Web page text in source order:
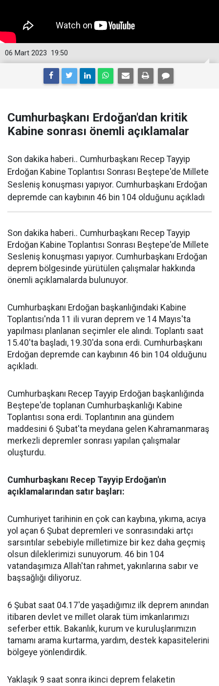
19:50
06 Mart 2023
Cumhurbaşkanı Erdoğan'dan kritik
Kabine sonrası önemli açıklamalar
Son dakika haberi.. Cumhurbaşkanı Recep Tayyip
Erdoğan Kabine Toplantısı Sonrası Beştepe'de Millete
Sesleniş konuşması yapıyor. Cumhurbaşkanı Erdoğan
depremde can kaybının 46 bin 104 olduğunu açıkladı
Son dakika haberi.. Cumhurbaşkanı Recep Tayyip
Erdoğan Kabine Toplantısı Sonrası Beştepe'de Millete
Sesleniş konuşması yapıyor. Cumhurbaşkanı Erdoğan
deprem bölgesinde yürütülen çalışmalar hakkında
önemli açıklamalarda bulunuyor.
Cumhurbaşkanı Erdoğan başkanlığındaki Kabine
Toplantısı'nda 11 ili vuran deprem ve 14 Mayıs'ta
yapılması planlanan seçimler ele alındı. Toplantı saat
15.40'ta başladı, 19.30'da sona erdi. Cumhurbaşkanı
Erdoğan depremde can kaybının 46 bin 104 olduğunu
açıkladı.
Cumhurbaşkanı Recep Tayyip Erdoğan başkanlığında
Beştepe'de toplanan Cumhurbaşkanlığı Kabine
Toplantısı sona erdi. Toplantının ana gündem
maddesini 6 Şubat'ta meydana gelen Kahramanmaraş
merkezli depremler sonrası yapılan çalışmalar
oluşturdu.
Cumhurbaşkanı Recep Tayyip Erdoğan'ın
açıklamalarından satır başları:
Cumhuriyet tarihinin en çok can kaybına, yıkıma, acıya
yol açan 6 Şubat depremleri ve sonrasındaki artçı
sarsıntılar sebebiyle milletimize bir kez daha geçmiş
olsun dileklerimizi sunuyorum. 46 bin 104
vatandaşımıza Allah'tan rahmet, yakınlarına sabır ve
başsağlığı diliyoruz.
6 Şubat saat 04.17'de yaşadığımız ilk deprem anından
itibaren devlet ve millet olarak tüm imkanlarımızı
seferber ettik. Bakanlık, kurum ve kuruluşlarımızın
tamamı arama kurtarma, yardım, destek kapasitelerini
bölgeye yönlendirdik.
Yaklaşık 9 saat sonra ikinci deprem felaketin